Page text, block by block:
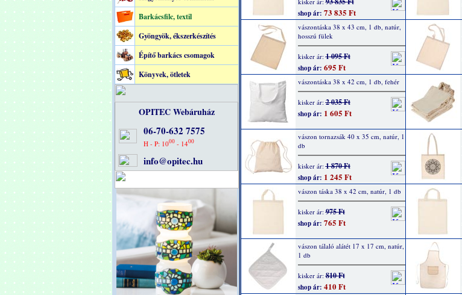
Barkácsfilc, textil
Gyöngyök, ékszerkészítés
Építő barkács csomagok
Könyvek, ötletek
OPITEC Webáruház
06-70-632 7575
H - P: 1000 - 1400
info@opitec.hu
shop ár: 73 835 Ft
vászontáska 38 x 43 cm, 1 db, natúr,
hosszú fülek
kisker ár:1 095 Ft
shop ár: 695 Ft
vászontáska 38 x 42 cm, 1 db, fehér
kisker ár:2 035 Ft
shop ár: 1 605 Ft
vászon tornazsák 40 x 35 cm, natúr, 1
db
kisker ár:1 870 Ft
shop ár: 1 245 Ft
vászon táska 38 x 42 cm, natúr, 1 db
kisker ár:975 Ft
shop ár: 765 Ft
vászon tálaló alátét 17 x 17 cm, natúr,
1 db
kisker ár:810 Ft
shop ár: 410 Ft